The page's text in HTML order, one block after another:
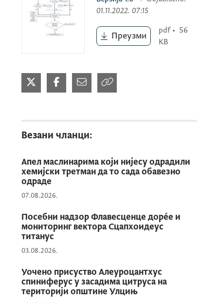
01.11.2022. 07:15
Преузми
pdf • 56
KB
Везани чланци:
Апел маслинарима који нијесу одрадили
хемијски третман да то сада обавезно
одраде
07.08.2026.
Посебни надзор Флавесценце дорéе и
мониторинг вектора Сцапхоидеус
титанус
03.08.2026.
Уочено присуство Алеуроцантхус
спиниферус у засадима цитруса на
територији општине Улцињ